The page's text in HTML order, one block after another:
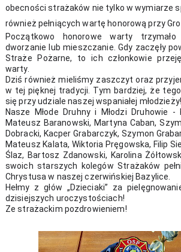
obecności strażaków nie tylko w wymiarze
również pełniących wartę honorową przy
Początkowo honorowe warty trzymało
dworzanie lub mieszczanie. Gdy zaczęły
Straże Pożarne, to ich członkowie
warty.
Dziś również mieliśmy zaszczyt oraz
w tej pięknej tradycji. Tym bardziej, że
się przy udziale naszej wspaniałej młodzieży!
Nasze Młode Druhny i Młodzi Druhowie -
Mateusz Baranowski, Martyna Caban,
Dobracki, Kacper Grabarczyk, Szymon
Mateusz Kalata, Wiktoria Pręgowska, Filip
Ślaz, Bartosz Zdanowski, Karolina
swoich starszych kolegów Strażaków
Chrystusa w naszej czerwińskiej Bazylice.
Hełmy z głów „Dzieciaki” za
dzisiejszych uroczystościach!
Ze strażackim pozdrowieniem!